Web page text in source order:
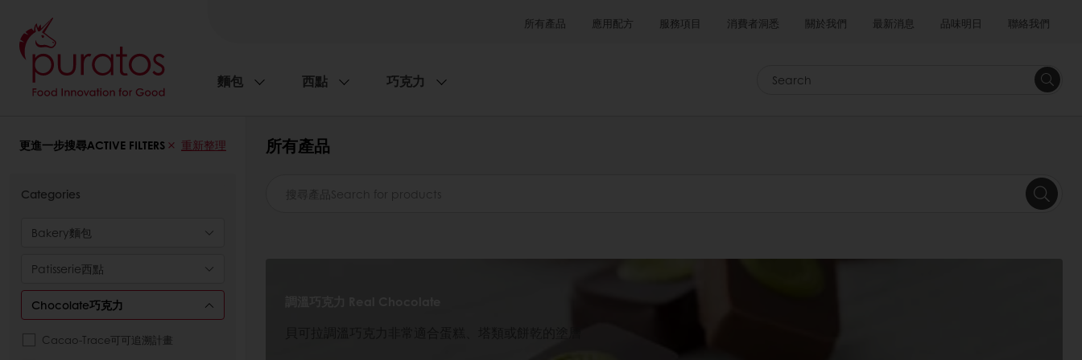
所有產品 應用配方 服務項目 消費者洞悉 關於我們 最新消息 品味明日 聯絡我們
麵包 西點 巧克力 Search
更進一步搜尋ACTIVE FILTERS 重新整理
Categories
Bakery麵包
Patisserie西點
Chocolate巧克力
Cacao-Trace可可追溯計畫
所有產品